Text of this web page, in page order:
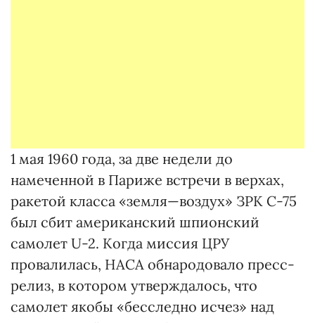
1 мая 1960 года, за две недели до
намеченной в Париже встречи в верхах,
ракетой класса «земля—воздух» ЗРК С-75
был сбит американский шпионский
самолет U-2. Когда миссия ЦРУ
провалилась, НАСА обнародовало пресс-
релиз, в котором утверждалось, что
самолет якобы «бесследно исчез» над